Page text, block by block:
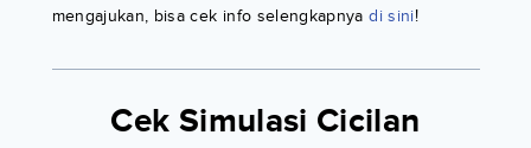
mengajukan, bisa cek info selengkapnyadi sini!
Cek Simulasi Cicilan